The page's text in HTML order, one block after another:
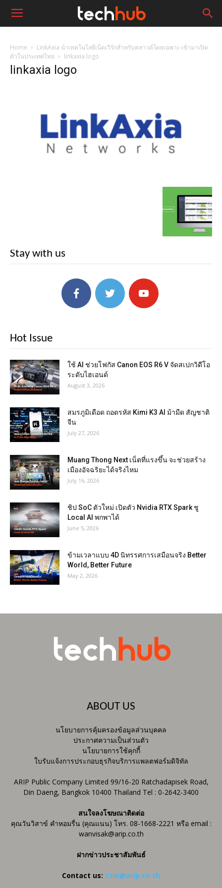
Home
LinkAxia นำเทคโนโลยีเน็ตเวิร์กสำหรับคลาวด์โดยเฉพาะ เข้ามาเปิด
ตัวในประเทศไทย
linkaxia logo
linkaxia logo
Stay with us
Hot Issue
ใช้ AI ช่วยโฟกัส Canon EOS R6 V จัดสเปกวิดีโอ
ระดับไฮเอนด์
August 3, 2026
สมรภูมิเดือด ถอดรหัส Kimi K3 AI ม้ามืด สัญชาติ
จีน
July 27, 2026
Muang Thong Next เน็ตที่แรงขึ้น จะช่วยสร้าง
เมืองอัจฉริยะได้จริงไหม
July 16, 2026
ชิป SoC ตัวใหม่ เปิดตัว Nvidia RTX Spark ชู
Local AI พกพาได้
June 5, 2026
ข้ามเวลาแบบ 4D นิทรรศการเสมือนจริง Better
World, Better Future
May 2, 2026
ABOUT US
นโยบายการคุ้มครองข้อมูลส่วนบุคคล
ประกาศความเป็นส่วนตัว
นโยบายการใช้คุกกี้
ใบรับแจ้งการประกอบธุรกิจบริการแพลตฟอร์มดิจิทัล
ARIP Public Company Limited 99/16-20 Ratchadapisek Road,
Din Daeng, Bangkok 10400 Thailand Tel : 0-2642-3400
สนใจลงโฆษณาติดต่อ
คุณวันวิสาข์ คำหอมรื่น (คุณแนน) โทร. 08-1668-2221 หรือ email :
wanvisak@arip.co.th
ฝากข่าวประชาสัมพันธ์
Contact us: ctm@arip.co.th